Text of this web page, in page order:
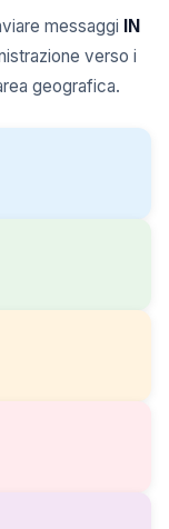
messaggi
IN
verso i
geografica.